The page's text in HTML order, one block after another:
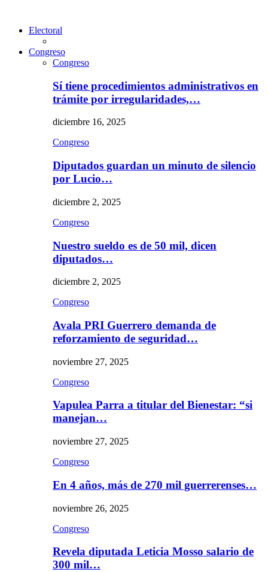
Electoral
Congreso
Congreso
Sí tiene procedimientos administrativos en
trámite por irregularidades,…
diciembre 16, 2025
Congreso
Diputados guardan un minuto de silencio
por Lucio…
diciembre 2, 2025
Congreso
Nuestro sueldo es de 50 mil, dicen
diputados…
diciembre 2, 2025
Congreso
Avala PRI Guerrero demanda de
reforzamiento de seguridad…
noviembre 27, 2025
Congreso
Vapulea Parra a titular del Bienestar: “si
manejan…
noviembre 27, 2025
Congreso
En 4 años, más de 270 mil guerrerenses…
noviembre 26, 2025
Congreso
Revela diputada Leticia Mosso salario de
300 mil…